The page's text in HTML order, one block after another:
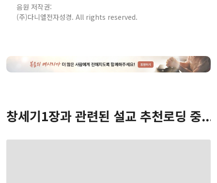
음원 저작권:
(주)다니엘전자성경. All rights reserved.
창세기1장과 관련된 설교 추천로딩 중...